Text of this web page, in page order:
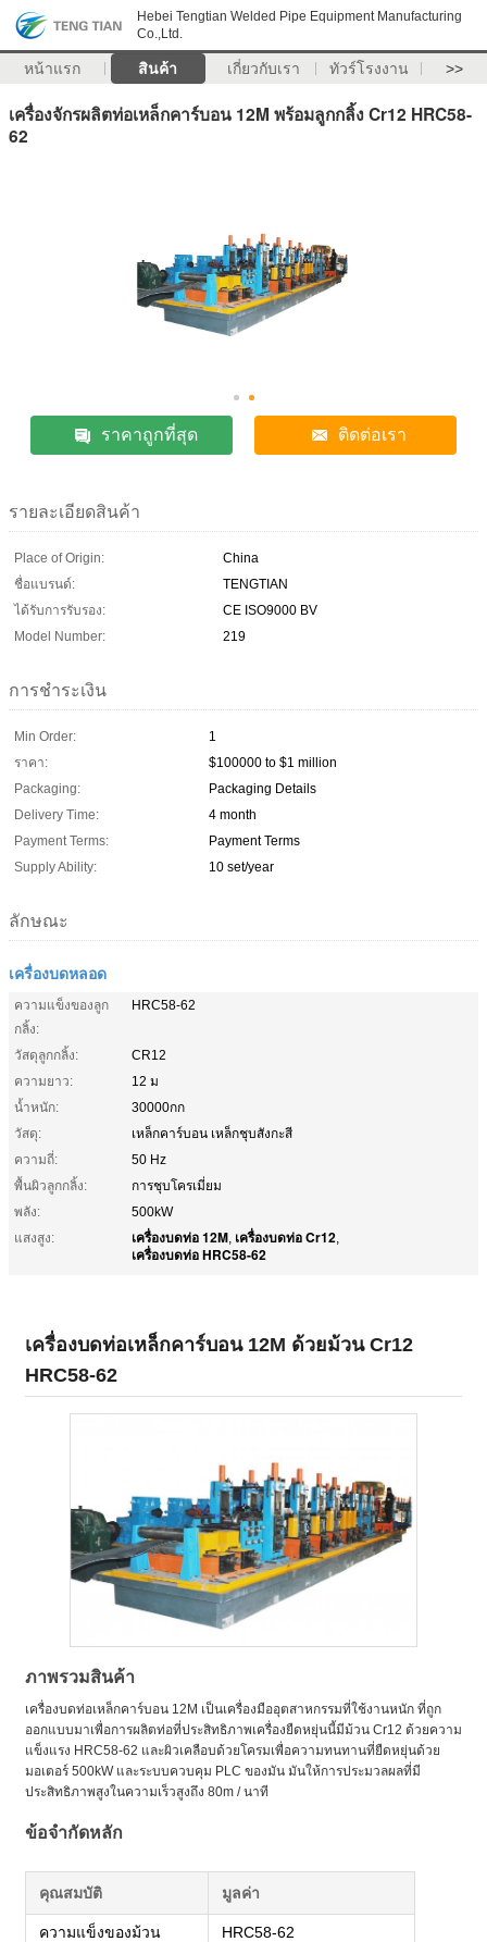
Hebei Tengtian Welded Pipe Equipment Manufacturing
Co.,Ltd.
หน้าแรก สินค้า เกี่ยวกับเรา ทัวร์โรงงาน >>
เครื่องจักรผลิตท่อเหล็กคาร์บอน 12M พร้อมลูกกลิ้ง Cr12 HRC58-
62
ราคาถูกที่สุด ติดต่อเรา
รายละเอียดสินค้า
Place of Origin:
China
ชื่อแบรนด์:
TENGTIAN
ได้รับการรับรอง:
CE ISO9000 BV
Model Number:
219
การชำระเงิน
Min Order:
1
ราคา:
$100000 to $1 million
Packaging:
Packaging Details
Delivery Time:
4 month
Payment Terms:
Payment Terms
Supply Ability:
10 set/year
ลักษณะ
เครื่องบดหลอด
ความแข็งของลูก
กลิ้ง:
HRC58-62
วัสดุลูกกลิ้ง:
CR12
ความยาว:
12 ม
น้ำหนัก:
30000กก
วัสดุ:
เหล็กคาร์บอน เหล็กชุบสังกะสี
ความถี่:
50 Hz
พื้นผิวลูกกลิ้ง:
การชุบโครเมี่ยม
พลัง:
500kW
แสงสูง:
เครื่องบดท่อ 12M, เครื่องบดท่อ Cr12,
เครื่องบดท่อ HRC58-62
เครื่องบดท่อเหล็กคาร์บอน 12M ด้วยม้วน Cr12
HRC58-62
ภาพรวมสินค้า
เครื่องบดท่อเหล็กคาร์บอน 12M เป็นเครื่องมืออุตสาหกรรมที่ใช้งานหนัก ที่ถูก
ออกแบบมาเพื่อการผลิตท่อที่ประสิทธิภาพเครื่องยืดหยุ่นนี้มีม้วน Cr12 ด้วยความ
แข็งแรง HRC58-62 และผิวเคลือบด้วยโครมเพื่อความทนทานที่ยืดหยุ่นด้วย
มอเตอร์ 500kW และระบบควบคุม PLC ของมัน มันให้การประมวลผลที่มี
ประสิทธิภาพสูงในความเร็วสูงถึง 80m / นาที
ข้อจํากัดหลัก
คุณสมบัติ มูลค่า
ความแข็งของม้วน HRC58-62